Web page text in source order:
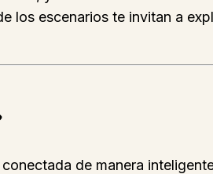
los escenarios te invitan a
de manera